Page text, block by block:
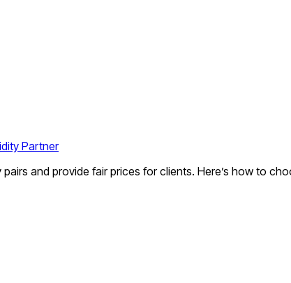
Partner
and provide fair prices for clients. Here’s how to